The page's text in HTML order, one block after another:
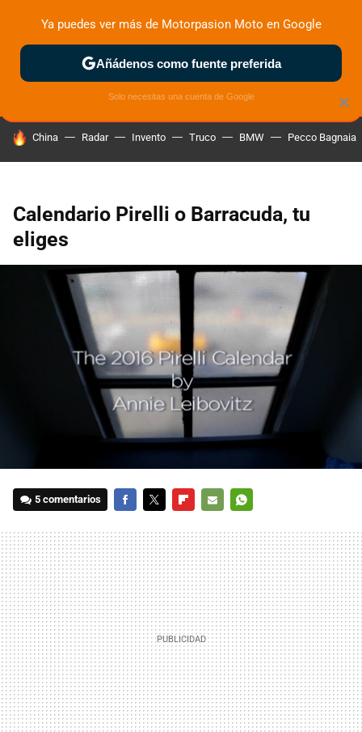
ZONA DE PRUEBAS DEPORTIVAS MOTOS ELÉCTRICAS
HOY SE HABLA DE
China Radar Invento Truco BMW Pecco Bagnaia
Calendario Pirelli o Barracuda, tu
eliges
5 comentarios
MAIL
×
Ya puedes ver más de Motorpasion Moto en Google
Añádenos como fuente preferida
Solo necesitas una cuenta de Google